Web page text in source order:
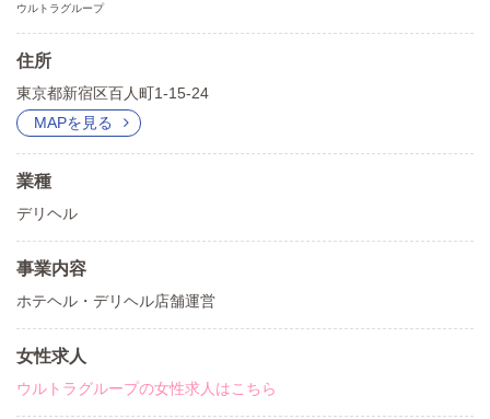
ウルトラグループ
住所
東京都新宿区百人町1-15-24
MAPを見る
業種
デリヘル
事業内容
ホテヘル・デリヘル店舗運営
女性求人
ウルトラグループの女性求人はこちら